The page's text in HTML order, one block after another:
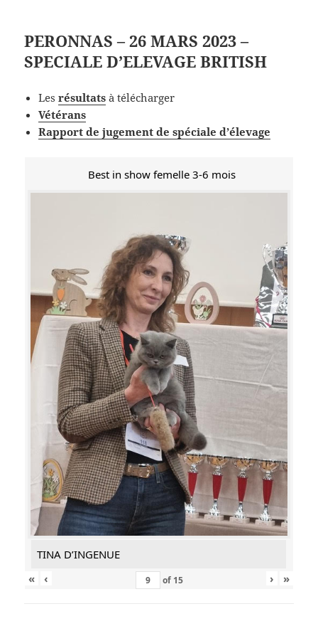
PERONNAS – 26 MARS 2023 –
SPECIALE D’ELEVAGE BRITISH
Lesrésultats à télécharger
Vétérans
Rapport de jugement de spéciale d’élevage
Best in show femelle 3-6 mois
TINA D’INGENUE
«
‹ of 15 › »